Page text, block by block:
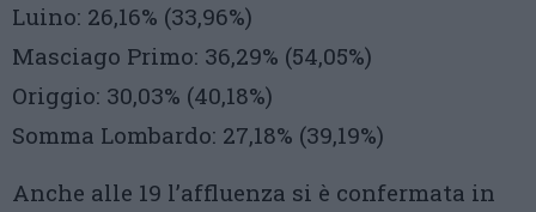
Luino: 26,16% (33,96%)
Masciago Primo: 36,29% (54,05%)
Origgio: 30,03% (40,18%)
Somma Lombardo: 27,18% (39,19%)
Anche alle 19 l’affluenza si è confermata in